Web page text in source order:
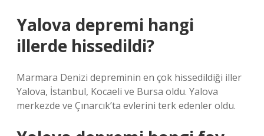
Yalova depremi hangi
illerde hissedildi?
Marmara Denizi depreminin en çok hissedildiği iller
Yalova, İstanbul, Kocaeli ve Bursa oldu. Yalova
merkezde ve Çınarcık’ta evlerini terk edenler oldu.